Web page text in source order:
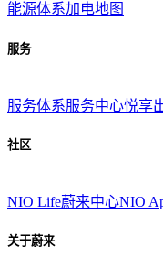
能源体系加电地图
服务
服务体系服务中心悦享
社区
NIO Life蔚来中心NIO
关于蔚来